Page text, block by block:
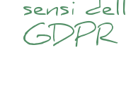
sensi
GDPR